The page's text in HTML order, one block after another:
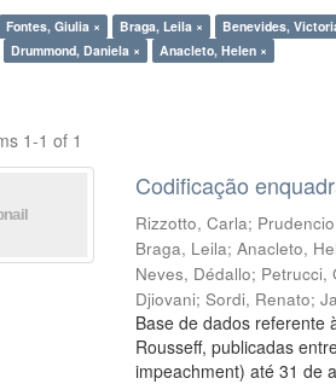
Fontes, Giulia × Braga, Leila × Benevides,
Drummond, Daniela × Anacleto, Helen ×
1-1 of 1
Codificação
Rizzotto, Carla;
Braga, Leila;Anacleto,
Neves, Dédallo; Petrucci,
Djiovani;Sordi, Renato;
Base de dados referente
Rousseff, publicadas
impeachment) até 31 de